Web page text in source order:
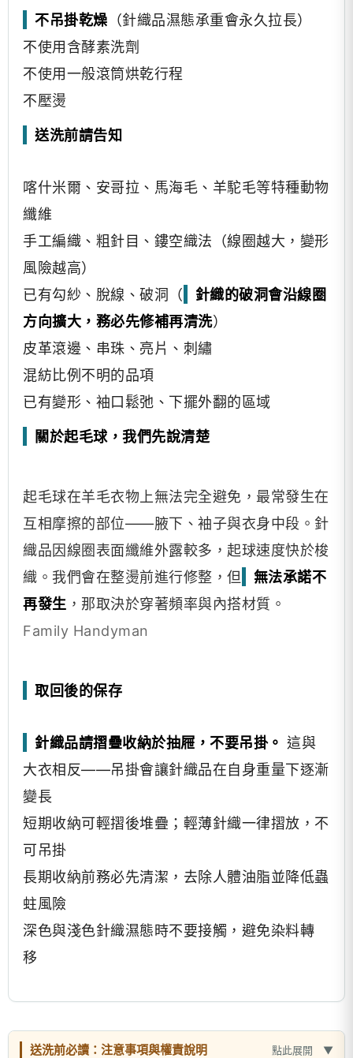
不吊掛乾燥 （針織品濕態承重會永久拉長）
不使用含酵素洗劑
不使用一般滾筒烘乾行程
不壓燙
送洗前請告知
喀什米爾、安哥拉、馬海毛、羊駝毛等特種動物
纖維
手工編織、粗針目、鏤空織法（線圈越大，變形
風險越高）
已有勾紗、脫線、破洞（
針織的破洞會沿線圈
方向擴大，務必先修補再清洗）
皮革滾邊、串珠、亮片、刺繡
混紡比例不明的品項
已有變形、袖口鬆弛、下擺外翻的區域
關於起毛球，我們先說清楚
起毛球在羊毛衣物上無法完全避免，最常發生在
互相摩擦的部位——腋下、袖子與衣身中段 。針
織品因線圈表面纖維外露較多，起球速度快於梭
織。我們會在整燙前進行修整，但
無法承諾不
再發生 ，那取決於穿著頻率與內搭材質。
Family Handyman
取回後的保存
針織品請摺疊收納於抽屜，不要吊掛。 這與
大衣相反——吊掛會讓針織品在自身重量下逐漸
變長
短期收納可輕摺後堆疊；輕薄針織一律摺放，不
可吊掛
長期收納前務必先清潔，去除人體油脂並降低蟲
蛀風險
深色與淺色針織濕態時不要接觸，避免染料轉
移
送洗前必讀：注意事項與權責說明 點此展開